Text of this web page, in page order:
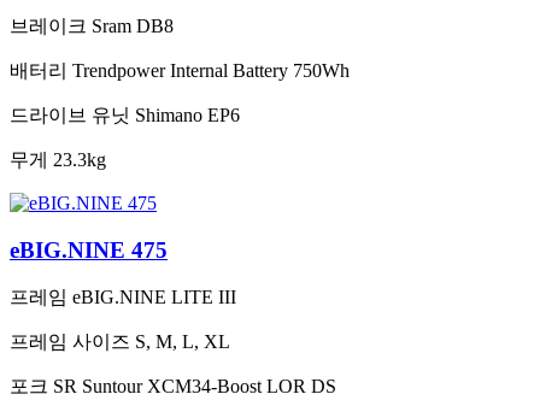
브레이크 Sram DB8
배터리 Trendpower Internal Battery 750Wh
드라이브 유닛 Shimano EP6
무게 23.3kg
eBIG.NINE 475
프레임 eBIG.NINE LITE III
프레임 사이즈 S, M, L, XL
포크 SR Suntour XCM34-Boost LOR DS